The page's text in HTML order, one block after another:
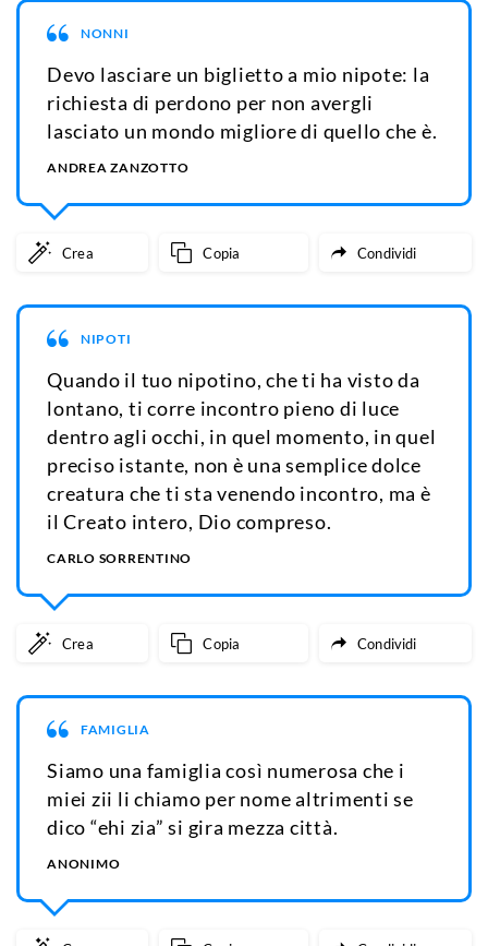
NONNI
Devo lasciare un biglietto a mio nipote: la
richiesta di perdono per non avergli
lasciato un mondo migliore di quello che è.
ANDREA ZANZOTTO
Crea Copia Condividi
NIPOTI
Quando il tuo nipotino, che ti ha visto da
lontano, ti corre incontro pieno di luce
dentro agli occhi, in quel momento, in quel
preciso istante, non è una semplice dolce
creatura che ti sta venendo incontro, ma è
il Creato intero, Dio compreso.
CARLO SORRENTINO
Crea Copia Condividi
FAMIGLIA
Siamo una famiglia così numerosa che i
miei zii li chiamo per nome altrimenti se
dico “ehi zia” si gira mezza città.
ANONIMO